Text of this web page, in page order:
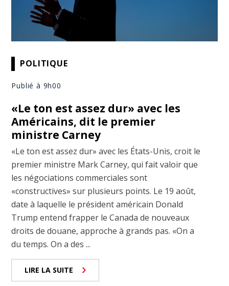
POLITIQUE
Publié à 9h00
«Le ton est assez dur» avec les
Américains, dit le premier
ministre Carney
«Le ton est assez dur» avec les États-Unis, croit le
premier ministre Mark Carney, qui fait valoir que
les négociations commerciales sont
«constructives» sur plusieurs points. Le 19 août,
date à laquelle le président américain Donald
Trump entend frapper le Canada de nouveaux
droits de douane, approche à grands pas. «On a
du temps. On a des ...
LIRE LA SUITE